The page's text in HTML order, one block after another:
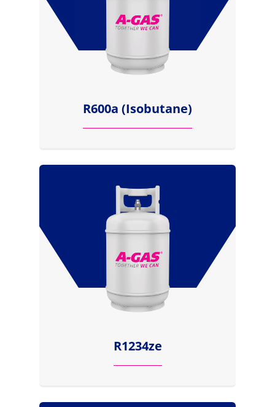
R600a (Isobutane)
R1234ze